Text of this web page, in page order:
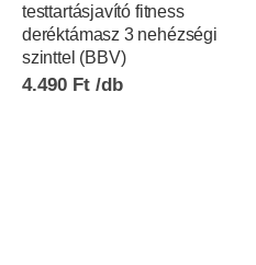
testtartásjavító fitness
deréktámasz 3 nehézségi
szinttel (BBV)
4.490 Ft